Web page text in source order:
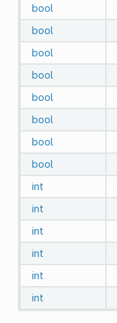
bool
bool
bool
bool
bool
bool
bool
bool
int
int
int
int
int
int